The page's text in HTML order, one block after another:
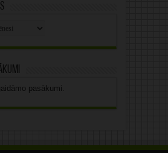
pasākumi.